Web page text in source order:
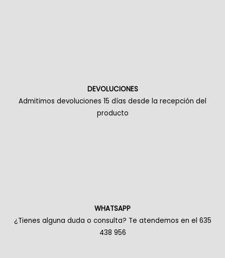
DEVOLUCIONES
Admitimos devoluciones 15 días desde la recepción del
producto
WHATSAPP
¿Tienes alguna duda o consulta? Te atendemos en el 635
438 956